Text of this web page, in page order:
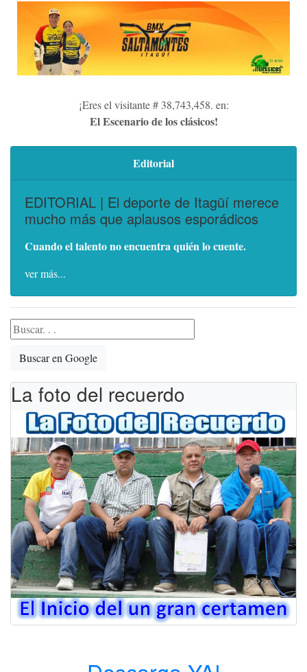
¡Eres el visitante # 38,743,458. en:
El Escenario de los clásicos!
Editorial
EDITORIAL | El deporte de Itagüí merece
mucho más que aplausos esporádicos
Cuando el talento no encuentra quién lo cuente.
ver más...
Buscar en Google
La foto del recuerdo